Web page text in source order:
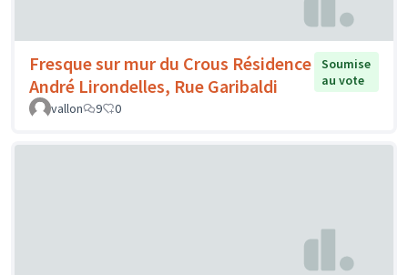
Fresque sur mur du Crous Résidence
André Lirondelles, Rue Garibaldi
Soumise
au vote
vallon
9 0